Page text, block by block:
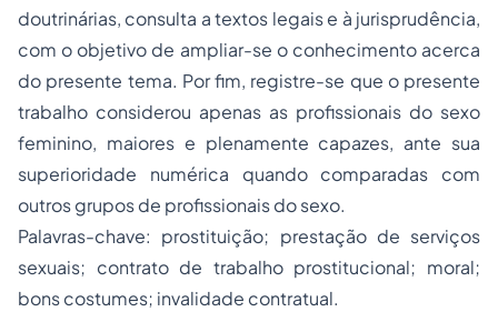
doutrinárias, consulta a textos legais e à jurisprudência,
com o objetivo de ampliar-se o conhecimento acerca
do presente tema. Por fim, registre-se que o presente
trabalho considerou apenas as profissionais do sexo
feminino, maiores e plenamente capazes, ante sua
superioridade numérica quando comparadas com
outros grupos de profissionais do sexo.
Palavras-chave: prostituição; prestação de serviços
sexuais; contrato de trabalho prostitucional; moral;
bons costumes; invalidade contratual.